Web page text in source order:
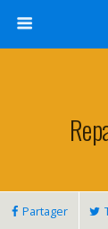
Partager